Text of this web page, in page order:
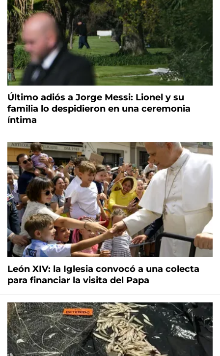
Último adiós a Jorge Messi: Lionel y su
familia lo despidieron en una ceremonia
íntima
León XIV: la Iglesia convocó a una colecta
para financiar la visita del Papa